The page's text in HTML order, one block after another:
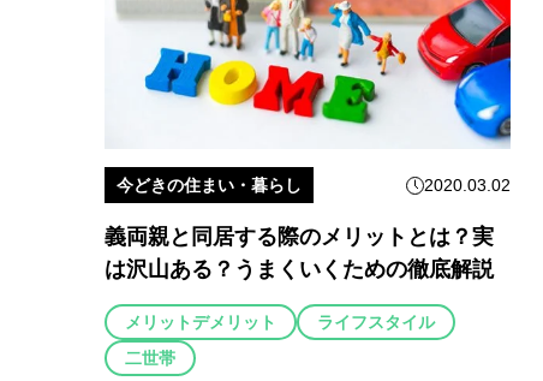
今どきの住まい・暮らし 2020.03.02
義両親と同居する際のメリットとは？実
は沢山ある？うまくいくための徹底解説
メリットデメリット
ライフスタイル
二世帯